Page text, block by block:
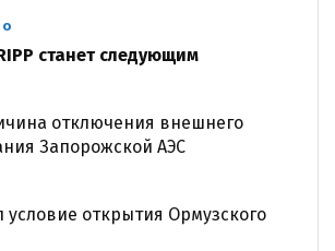
станет следующим
отключения внешнего
Запорожской АЭС
условие открытия Ормузского